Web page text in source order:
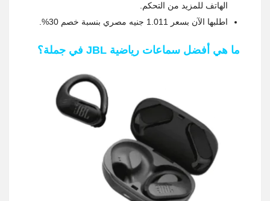
الهاتف للمزيد من التحكم.
اطلبها الآن بسعر 1.011 جنيه مصري بنسبة خصم 30%.
ما هي أفضل سماعات رياضية JBL في جملة؟